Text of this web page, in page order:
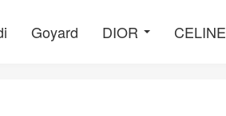
Goyard DIOR CELINE